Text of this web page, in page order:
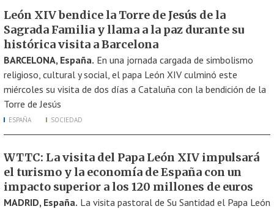
León XIV bendice la Torre de Jesús de la
Sagrada Familia y llama a la paz durante su
histórica visita a Barcelona
BARCELONA, España. En una jornada cargada de simbolismo
religioso, cultural y social, el papa León XIV culminó este
miércoles su visita de dos días a Cataluña con la bendición de la
Torre de Jesús
ESPAÑA SOCIEDAD
WTTC: La visita del Papa León XIV impulsará
el turismo y la economía de España con un
impacto superior a los 120 millones de euros
MADRID, España. La visita pastoral de Su Santidad el Papa León